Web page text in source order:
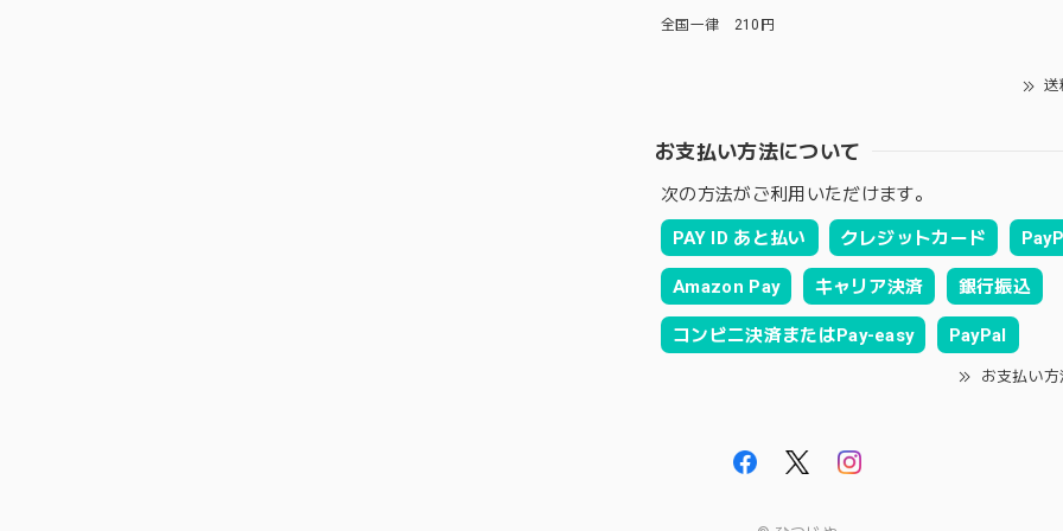
全国一律 210円
送
お支払い方法について
次の方法がご利用いただけます。
PAY ID あと払い クレジットカード
Amazon Pay キャリア決済 銀行振込
コンビニ決済またはPay-easy PayPal
お支払い